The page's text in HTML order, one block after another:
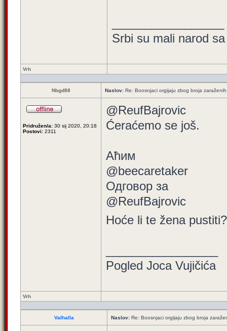
Srbi su mali narod
Vrh
Nbgd88 Naslov: Re: Boosnjaci orgijaju zbog broja
Pridružen/a: 30 sij 2020, 20:18
Postovi: 2311
@ReufBajrovic
Ćeraćemo se još.
Aћим
@beecaretaker
Одговор за
@ReufBajrovic
Hoće li te žena
Pogled Joca Vujičića
Vrh
Valhalla Naslov: Re: Boosnjaci orgijaju zbog broja